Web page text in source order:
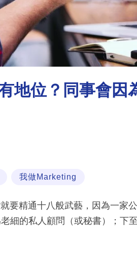
地位？同事會因
我做Marketing
要精通十八般武藝，因為一家
細的私人顧問（或秘書）；下